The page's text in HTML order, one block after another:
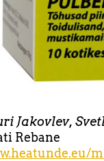
Jakovlev,
Rebane